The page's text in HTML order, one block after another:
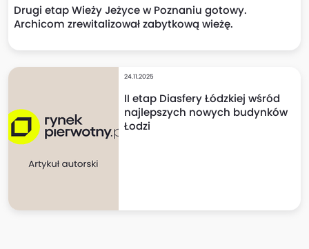
Drugi etap Wieży Jeżyce w Poznaniu gotowy.
Archicom zrewitalizował zabytkową wieżę.
24.11.2025
II etap Diasfery Łódzkiej wśród
najlepszych nowych budynków
Łodzi